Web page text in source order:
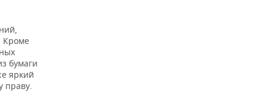
Кроме
бумаги
яркий
праву.